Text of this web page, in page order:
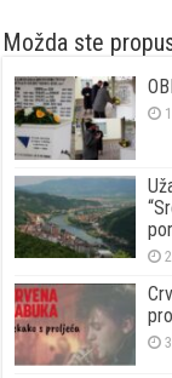
Možda ste